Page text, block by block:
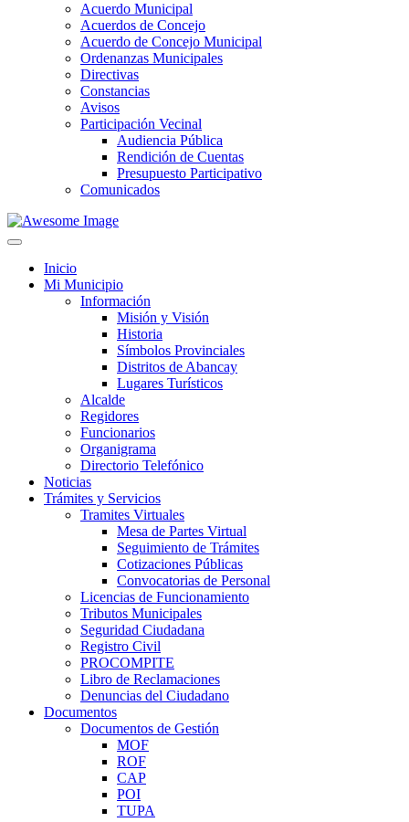
Acuerdo Municipal
Acuerdos de Concejo
Acuerdo de Concejo Municipal
Ordenanzas Municipales
Directivas
Constancias
Avisos
Participación Vecinal
Audiencia Pública
Rendición de Cuentas
Presupuesto Participativo
Comunicados
Inicio
Mi Municipio
Información
Misión y Visión
Historia
Símbolos Provinciales
Distritos de Abancay
Lugares Turísticos
Alcalde
Regidores
Funcionarios
Organigrama
Directorio Telefónico
Noticias
Trámites y Servicios
Tramites Virtuales
Mesa de Partes Virtual
Seguimiento de Trámites
Cotizaciones Públicas
Convocatorias de Personal
Licencias de Funcionamiento
Tributos Municipales
Seguridad Ciudadana
Registro Civil
PROCOMPITE
Libro de Reclamaciones
Denuncias del Ciudadano
Documentos
Documentos de Gestión
MOF
ROF
CAP
POI
TUPA